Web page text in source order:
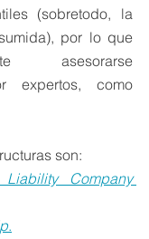
(sobretodo, la
por lo que
asesorarse
expertos, como
son:
Private Limited Liability Company
.